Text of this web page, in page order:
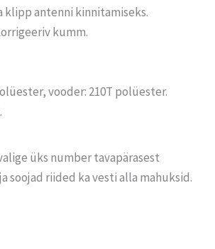
klipp antenni kinnitamiseks.
kumm.
vooder: 210T polüester.
üks number tavapärasest
soojad riided ka vesti alla mahuksid.